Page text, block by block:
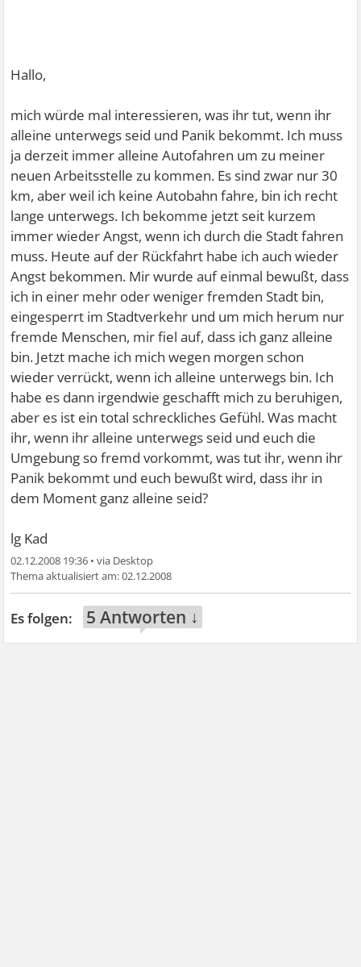
Hallo,
mich würde mal interessieren, was ihr tut, wenn ihr
alleine unterwegs seid und Panik bekommt. Ich muss
ja derzeit immer alleine Autofahren um zu meiner
neuen Arbeitsstelle zu kommen. Es sind zwar nur 30
km, aber weil ich keine Autobahn fahre, bin ich recht
lange unterwegs. Ich bekomme jetzt seit kurzem
immer wieder Angst, wenn ich durch die Stadt fahren
muss. Heute auf der Rückfahrt habe ich auch wieder
Angst bekommen. Mir wurde auf einmal bewußt, dass
ich in einer mehr oder weniger fremden Stadt bin,
eingesperrt im Stadtverkehr und um mich herum nur
fremde Menschen, mir fiel auf, dass ich ganz alleine
bin. Jetzt mache ich mich wegen morgen schon
wieder verrückt, wenn ich alleine unterwegs bin. Ich
habe es dann irgendwie geschafft mich zu beruhigen,
aber es ist ein total schreckliches Gefühl. Was macht
ihr, wenn ihr alleine unterwegs seid und euch die
Umgebung so fremd vorkommt, was tut ihr, wenn ihr
Panik bekommt und euch bewußt wird, dass ihr in
dem Moment ganz alleine seid?
lg Kad
02.12.2008 19:36 •
02.12.2008
5 Antworten ↓